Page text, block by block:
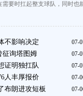
需要时扛起整支球队，同时
不影响决定 07-
征询塔图姆 07-
证明独扛队 07-
人丰厚报价 07-
布朗进攻短板 07-